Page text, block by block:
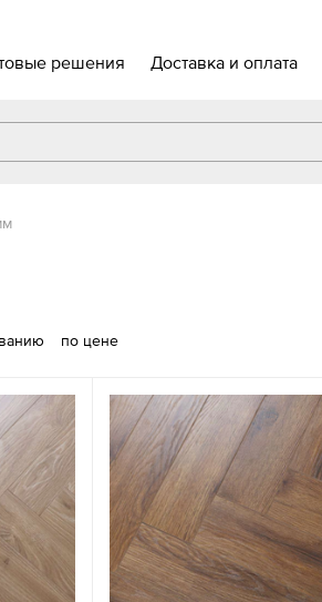
решения Доставка и оплата
по цене